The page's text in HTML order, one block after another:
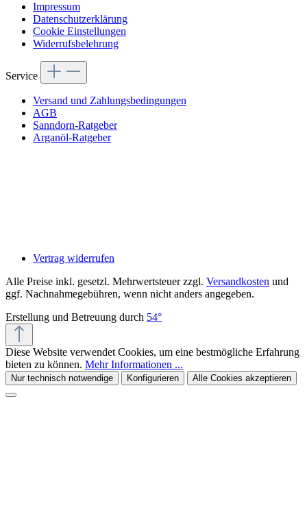
Impressum
Datenschutzerklärung
Cookie Einstellungen
Widerrufsbelehrung
Service
Versand und Zahlungsbedingungen
AGB
Sanndorn-Ratgeber
Arganöl-Ratgeber
Vertrag widerrufen
Alle Preise inkl. gesetzl. Mehrwertsteuer zzgl. Versandkosten und
ggf. Nachnahmegebühren, wenn nicht anders angegeben.
Erstellung und Betreuung durch 54°
Diese Website verwendet Cookies, um eine bestmögliche Erfahrung
bieten zu können. Mehr Informationen ...
Nur technisch notwendige Konfigurieren Alle Cookies akzeptieren